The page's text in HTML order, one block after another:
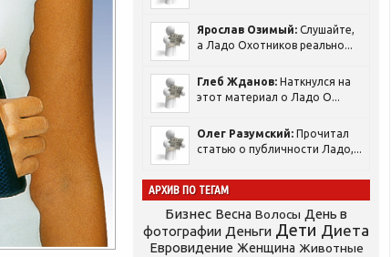
Ярослав Озимый: Слушайте,
а Ладо Охотников реально...
Глеб Жданов: Наткнулся на
этот материал о Ладо О...
Олег Разумский: Прочитал
статью о публичности Ладо,...
АРХИВ ПО ТЕГАМ
Бизнес Весна Волосы День в
фотографии Деньги Дети Диета
Евровидение Женщина Животные